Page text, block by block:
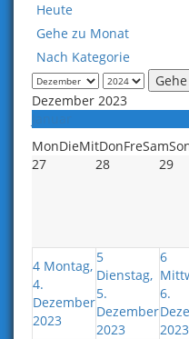
Heute
Gehe zu Monat
Nach Kategorie
Dezember 2023
MonDieMitDonFreSam
27
28 29
4 Montag,
4.
Dezember
2023
5
Dienstag,
5.
Dezember
2023
6
6.
2023